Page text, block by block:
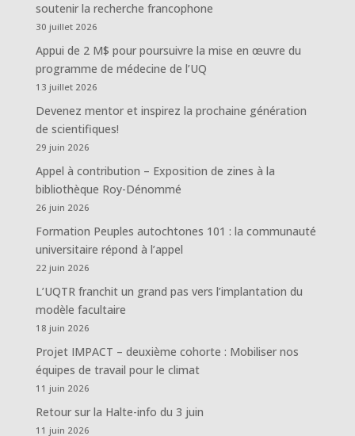
soutenir la recherche francophone
30 juillet 2026
Appui de 2 M$ pour poursuivre la mise en œuvre du
programme de médecine de l’UQ
13 juillet 2026
Devenez mentor et inspirez la prochaine génération
de scientifiques!
29 juin 2026
Appel à contribution – Exposition de zines à la
bibliothèque Roy-Dénommé
26 juin 2026
Formation Peuples autochtones 101 : la communauté
universitaire répond à l’appel
22 juin 2026
L’UQTR franchit un grand pas vers l’implantation du
modèle facultaire
18 juin 2026
Projet IMPACT – deuxième cohorte : Mobiliser nos
équipes de travail pour le climat
11 juin 2026
Retour sur la Halte-info du 3 juin
11 juin 2026